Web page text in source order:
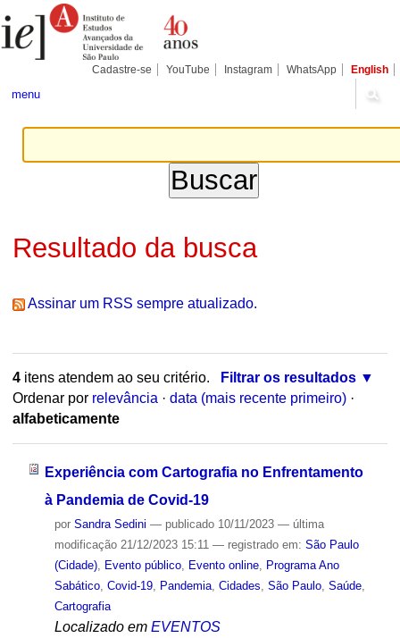
para
conteúdo.
Pessoais
Cadastre-se YouTube Instagram WhatsApp English
menu
Resultado da busca
Assinar um RSS sempre atualizado.
4itens atendem ao seu critério.
Filtrar os resultados
Ordenar por relevância · data (mais recente primeiro) ·
alfabeticamente
Experiência com Cartografia no Enfrentamento
à Pandemia de Covid-19
por Sandra Sedini — publicado10/11/2023 — última
modificação21/12/2023 15:11 — registrado em: São Paulo
(Cidade), Evento público, Evento online,
Programa Ano
Sabático, Covid-19, Pandemia, Cidades São Paulo, Saúde,
Cartografia
Localizado em EVENTOS